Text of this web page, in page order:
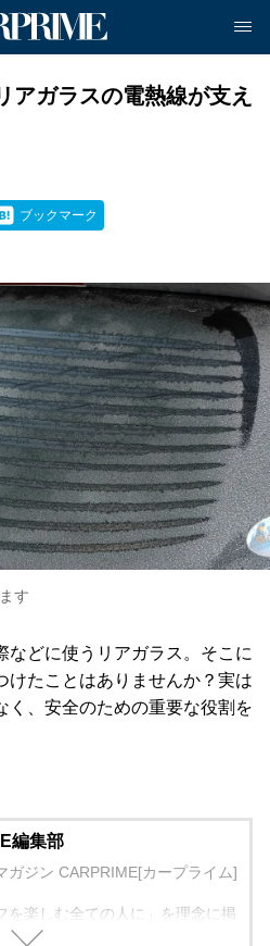
アガラスの電熱線が支え
ブックマーク
す
などに使うリアガラス。そこに
けたことはありませんか？実は
く、安全のための重要な役割を
編集部
ガジン CARPRIME[カープライム]
を楽しむ全ての人に」を理念に掲
り組んでいます。